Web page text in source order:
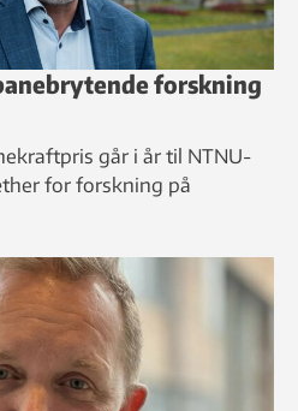
forskning
går i år til NTNU-
for forskning på